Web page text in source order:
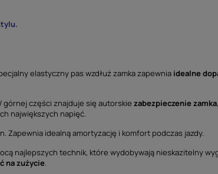
elastyczny pas wzdłuż zamka zapewnia idealne
górnej części znajduje się autorskie zabezpieczenie zamka
największych napięć.
Zapewnia idealną amortyzację i komfort podczas jazdy.
najlepszych technik, które wydobywają nieskazitelny
na zużycie.